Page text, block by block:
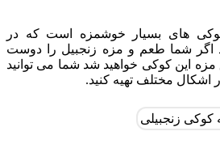
های بسیار خوشمزه است که در
اگر شما طعم و مزه زنجبیل را دوست
این کوکی خواهید شد شما می توانید
اشکال مختلف تهیه کنید.